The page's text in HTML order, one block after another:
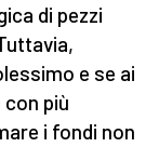
di pezzi
e se ai
con più
i fondi non